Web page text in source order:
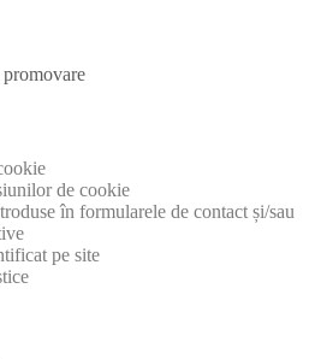
de cookie
în formularele de contact și/sau
pe site